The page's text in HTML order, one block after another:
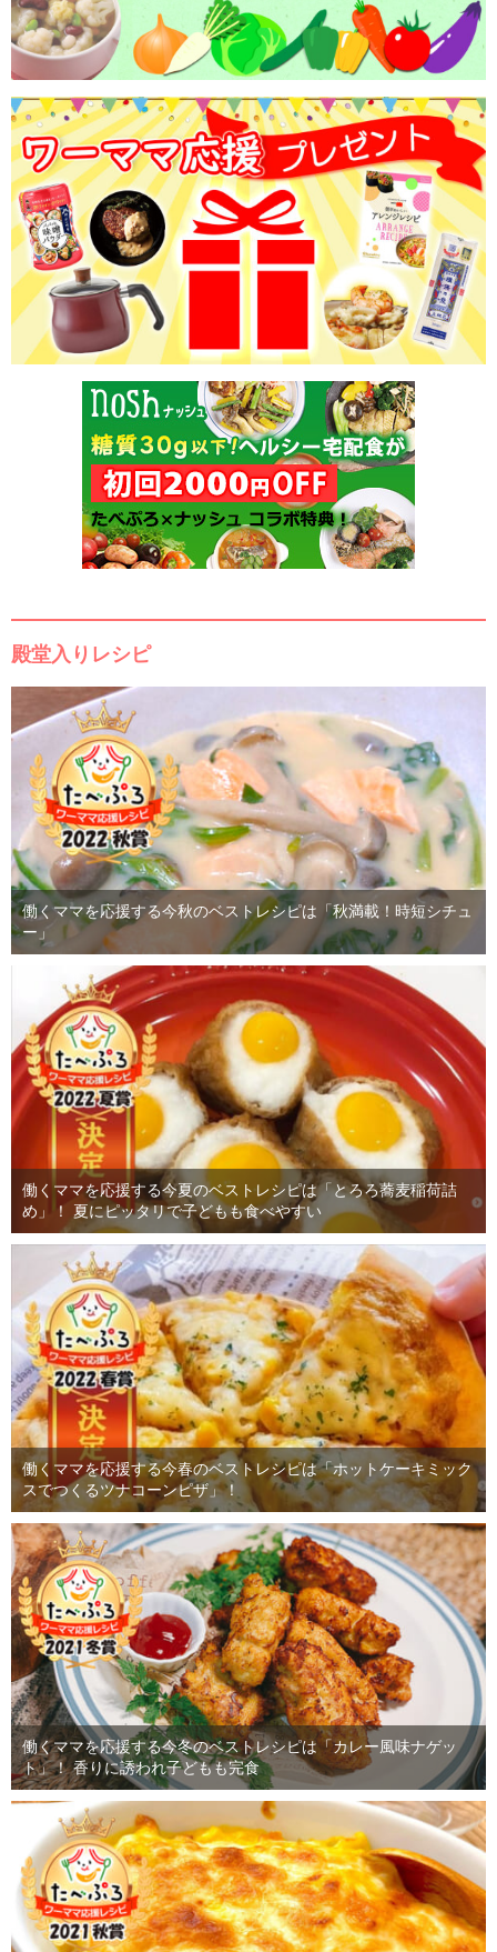
殿堂入りレシピ
働くママを応援する今秋のベストレシピは「秋満載！時短シチュ
ー」
働くママを応援する今夏のベストレシピは「とろろ蕎麦稲荷詰
め」！ 夏にピッタリで子どもも食べやすい
働くママを応援する今春のベストレシピは「ホットケーキミック
スでつくるツナコーンピザ」！
働くママを応援する今冬のベストレシピは「カレー風味ナゲッ
ト」！ 香りに誘われ子どもも完食